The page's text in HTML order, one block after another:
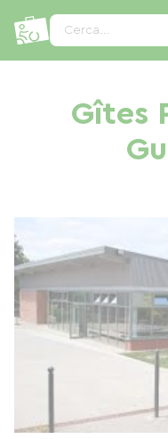
Cerca...
Gîtes
Pannello di gestione